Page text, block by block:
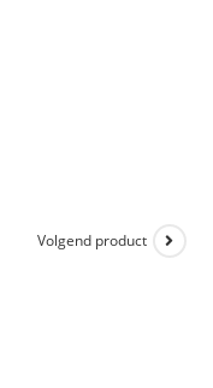
Volgend product